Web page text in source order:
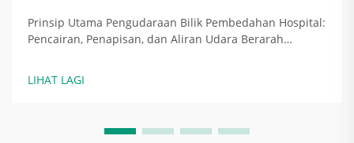
Prinsip Utama Pengudaraan Bilik Pembedahan Hospital:
Pencairan, Penapisan, dan Aliran Udara Berarah
mengekalkan kawasan pembedahan bebas daripada
LIHAT LAGI